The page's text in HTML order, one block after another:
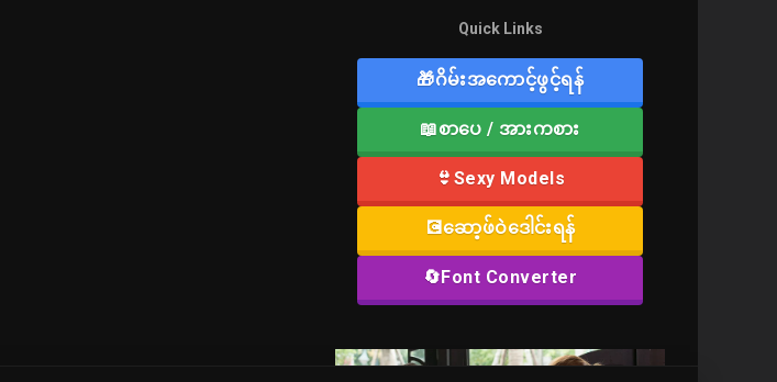
Quick Links
🎁ဂိမ်းအကောင့်ဖွင့်ရန်
📖စာပေ / အားကစား
👙Sexy Models
💽ဆော့ဖ်ဝဲဒေါင်းရန်
🔄Font Converter